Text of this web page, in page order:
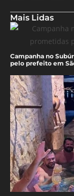
Mais Lidas
Campanha no
pelo prefeito em